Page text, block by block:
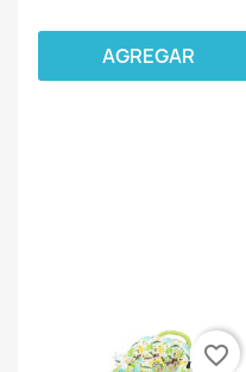
AGREGAR
favorite_border